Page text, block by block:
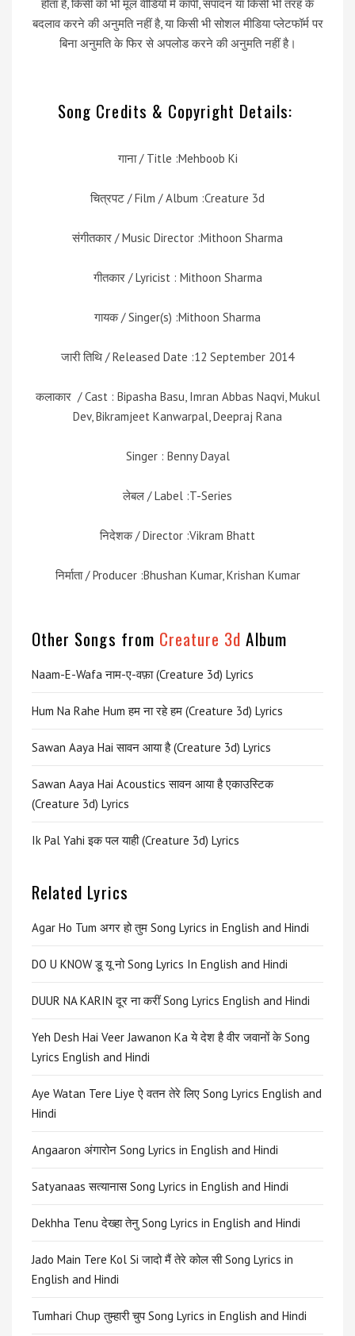
होता है, किसी को भी मूल वीडियो में कॉपी, संपादन या किसी भी तरह के
बदलाव करने की अनुमति नहीं है, या किसी भी सोशल मीडिया प्लेटफॉर्म पर
बिना अनुमति के फिर से अपलोड करने की अनुमति नहीं है।
Song Credits & Copyright Details:
गाना / Title :Mehboob Ki
चित्रपट / Film / Album :Creature 3d
संगीतकार / Music Director :Mithoon Sharma
गीतकार / Lyricist : Mithoon Sharma
गायक / Singer(s) :Mithoon Sharma
जारी तिथि / Released Date :12 September 2014
कलाकार / Cast : Bipasha Basu, Imran Abbas Naqvi, Mukul
Dev, Bikramjeet Kanwarpal, Deepraj Rana
Singer : Benny Dayal
लेबल / Label :T-Series
निदेशक / Director :Vikram Bhatt
निर्माता / Producer :Bhushan Kumar, Krishan Kumar
Other Songs from Creature 3d Album
Naam-E-Wafa नाम-ए-वफ़ा (Creature 3d) Lyrics
Hum Na Rahe Hum हम ना रहे हम (Creature 3d) Lyrics
Sawan Aaya Hai सावन आया है (Creature 3d) Lyrics
Sawan Aaya Hai Acoustics सावन आया है एकाउस्टिक
(Creature 3d) Lyrics
Ik Pal Yahi इक पल याही (Creature 3d) Lyrics
Related Lyrics
Agar Ho Tum अगर हो तुम Song Lyrics in English and Hindi
DO U KNOW डू यू नो Song Lyrics In English and Hindi
DUUR NA KARIN दूर ना करीं Song Lyrics English and Hindi
Yeh Desh Hai Veer Jawanon Ka ये देश है वीर जवानों के Song
Lyrics English and Hindi
Aye Watan Tere Liye ऐ वतन तेरे लिए Song Lyrics English and
Hindi
Angaaron अंगारोन Song Lyrics in English and Hindi
Satyanaas सत्यानास Song Lyrics in English and Hindi
Dekhha Tenu देख्हा तेनु Song Lyrics in English and Hindi
Jado Main Tere Kol Si जादो मैं तेरे कोल सी Song Lyrics in
English and Hindi
Tumhari Chup तुम्हारी चुप Song Lyrics in English and Hindi